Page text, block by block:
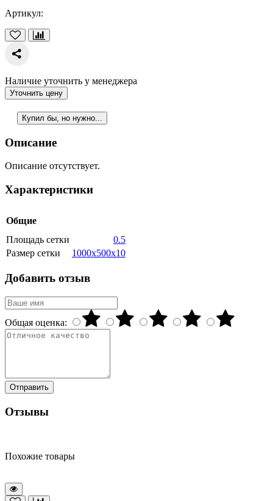
Артикул:
Наличие уточнить у менеджера
Уточнить цену
Купил бы, но нужно...
Описание
Описание отсутствует.
Характеристики
Общие
Площадь сетки
0.5
Размер сетки
1000x500x10
Добавить отзыв
Общая оценка:
Отправить
Отзывы
Похожие товары